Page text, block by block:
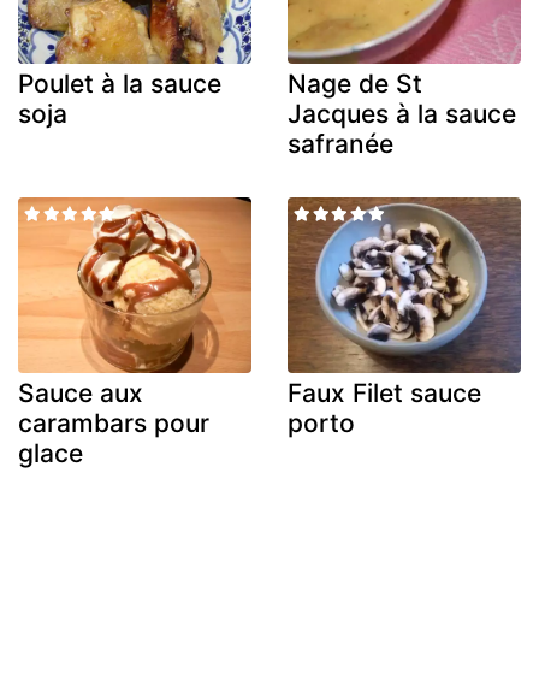
Poulet à la sauce
soja
Nage de St
Jacques à la sauce
safranée
Sauce aux
carambars pour
glace
Faux Filet sauce
porto